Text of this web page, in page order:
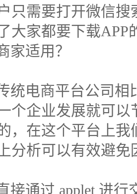
只需要打开微信
大家都要下载APP
家适用？
统电商平台公司
个企业发展就可
，在这个平台上
分析可以有效避
接通过 applet 进